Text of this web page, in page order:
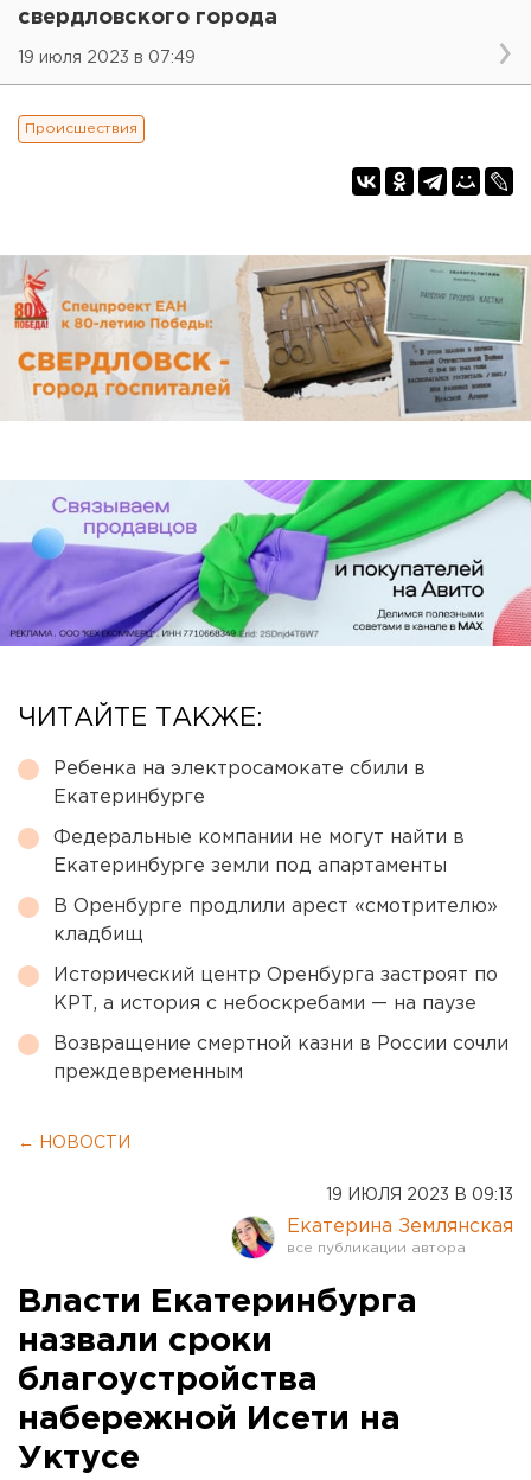
свердловского города
19 июля 2023 в 07:49
Происшествия
ЧИТАЙТЕ ТАКЖЕ:
Ребенка на электросамокате сбили в
Екатеринбурге
Федеральные компании не могут найти в
Екатеринбурге земли под апартаменты
В Оренбурге продлили арест «смотрителю»
кладбищ
Исторический центр Оренбурга застроят по
КРТ, а история с небоскребами — на паузе
Возвращение смертной казни в России сочли
преждевременным
← НОВОСТИ
19 ИЮЛЯ 2023 В 09:13
Екатерина Землянская
Власти Екатеринбурга
назвали сроки
благоустройства
набережной Исети на
Уктусе